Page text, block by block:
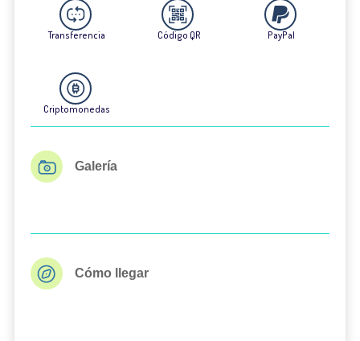
Transferencia Código QR PayPal
Criptomonedas
Galería
Cómo llegar